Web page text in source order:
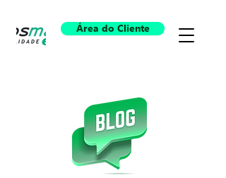
Área do Cliente